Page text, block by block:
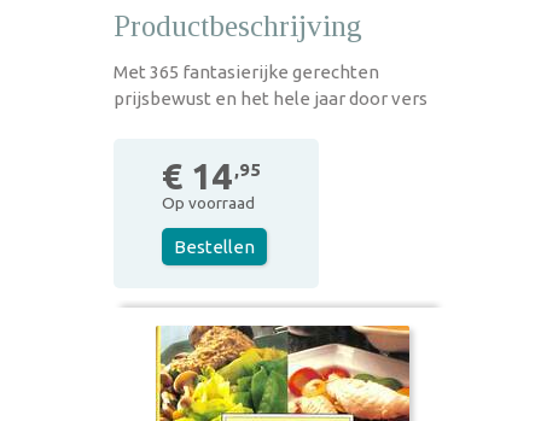
Productbeschrijving
Met 365 fantasierijke gerechten
prijsbewust en het hele jaar door vers
€ 14,95
Op voorraad
Bestellen